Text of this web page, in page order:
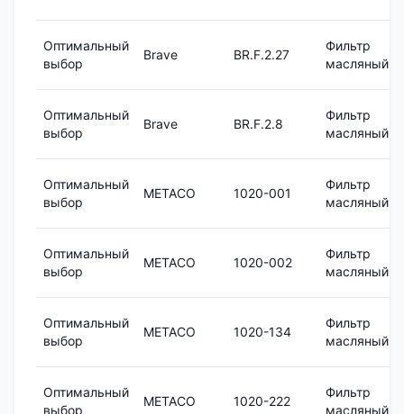
Оптимальный
выбор
Brave BR.F.2.27
Фильтр
масляный
Оптимальный
выбор
Brave BR.F.2.8
Фильтр
масляный
Оптимальный
выбор
METACO 1020-001
Фильтр
масляный
Оптимальный
выбор
METACO 1020-002
Фильтр
масляный
Оптимальный
выбор
METACO 1020-134
Фильтр
масляный
Оптимальный
выбор
METACO 1020-222
Фильтр
масляный